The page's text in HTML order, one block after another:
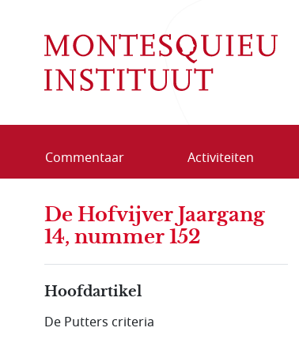
Commentaar Activiteiten
De Hofvijver Jaargang
14, nummer 152
Hoofdartikel
De Putters criteria